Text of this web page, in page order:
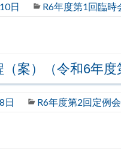
日 R6年度第1回臨時
案）（令和6年度
日 R6年度第2回定例会